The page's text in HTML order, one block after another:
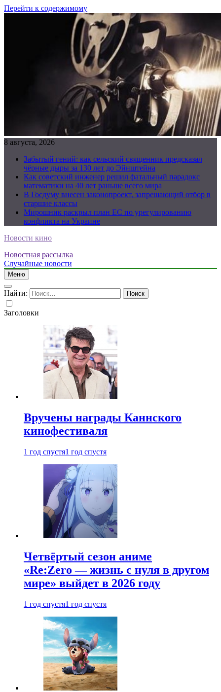
Перейти к содержимому
8 августа, 2026
Забытый гений: как сельский священник предсказал
чёрные дыры за 130 лет до Эйнштейна
Как советский инженер решил фатальный парадокс
математики на 40 лет раньше всего мира
В Госдуму внесен законопроект, запрещающий отбор в
старшие классы
Мирошник раскрыл план ЕС по урегулированию
конфликта на Украине
Новости кино
Новостная рассылка
Случайные новости
Меню
Найти:
Заголовки
Вручены награды Каннского
кинофестиваля
1 год спустя1 год спустя
Четвёртый сезон аниме
«Re:Zero — жизнь с нуля в другом
мире» выйдет в 2026 году
1 год спустя1 год спустя